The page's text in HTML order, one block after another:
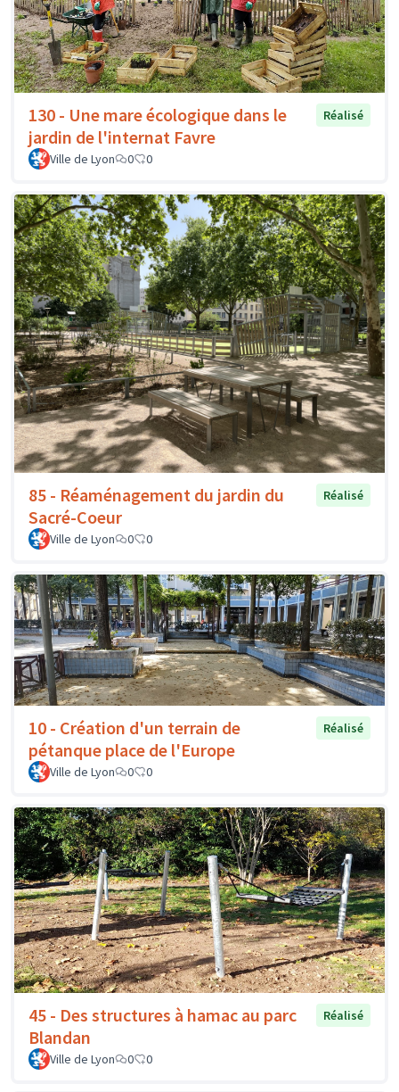
130 - Une mare écologique dans le
jardin de l'internat Favre
Réalisé
Ville de Lyon 0 0
85 - Réaménagement du jardin du
Sacré-Coeur
Réalisé
Ville de Lyon 0 0
10 - Création d'un terrain de
pétanque place de l'Europe
Réalisé
Ville de Lyon 0 0
45 - Des structures à hamac au parc
Blandan
Réalisé
Ville de Lyon 0 0